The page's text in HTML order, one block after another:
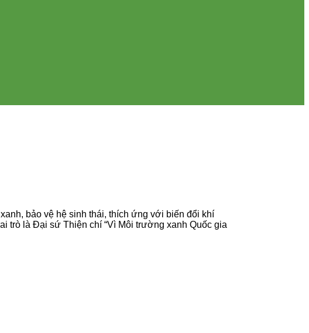
bảo vệ hệ sinh thái, thích ứng với biến đổi khí
trò là Đại sứ Thiện chí “Vì Môi trường xanh Quốc gia